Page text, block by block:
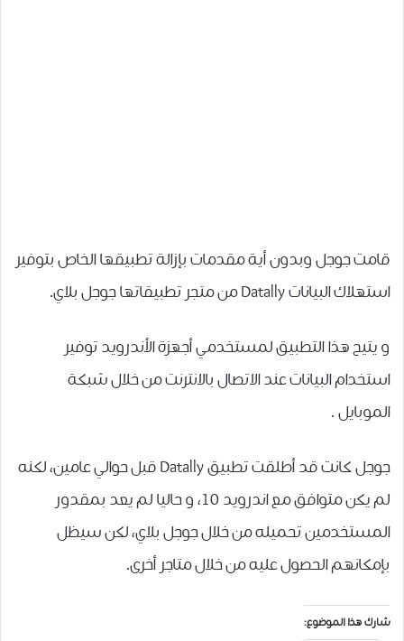
قامت جوجل وبدون أية مقدمات بإزالة تطبيقها الخاص بتوفير
استهلاك البيانات Datally من متجر تطبيقاتها جوجل بلاي.
و يتيح هذا التطبيق لمستخدمي أجهزة الأندرويد توفير
استخدام البيانات عند ﺍﻻﺗﺼﺎﻝ ﺑﺎﻻﻧﺘﺮﻧﺖ من خلال ﺷﺒﻜﺔ
ﺍﻟﻤﻮﺑﺎﻳﻞ .
جوجل كانت قد أطلقت تطبيق Datally قبل حوالي عامين، لكنه
لم يكن متوافق مع اندرويد 10، و حاليا لم يعد بمقدور
المستخدمين تحميله من خلال جوجل بلاي، لكن سيظل
بإمكانهم الحصول عليه من خلال متاجر أخرى.
شارك هذا الموضوع: